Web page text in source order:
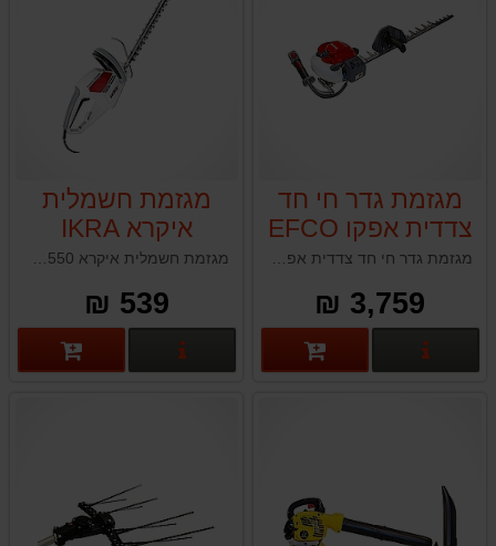
מגזמת גדר חי חד
צדדית אפקו EFCO
TGS2470
מגזמת גדר חי חד צדדית אפקו EFCO TGS2470 איטליה
3,759 ₪
פרטים נוספים
מגזמת חשמלית
איקרא IKRA
IHS550
מגזמת חשמלית איקרא IKRA IHS550
539 ₪
פרטים נוספים